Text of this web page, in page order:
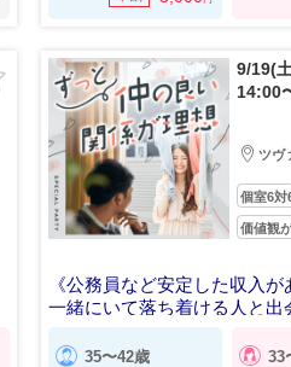
9/19(
14:00
ツヴ
個室6対
価値観
《公務員など安定した収入が
一緒にいて落ち着ける人と出
35〜42歳 33